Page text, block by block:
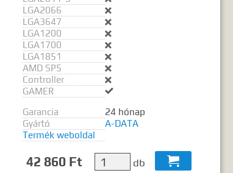
LGA2066 
LGA3647 
LGA1200 
LGA1700 
LGA1851 
AMD SP5 
Controller 
GAMER 
Garancia
24 hónap
Gyártó
A-DATA
Termék weboldal
42 860 Ft db 